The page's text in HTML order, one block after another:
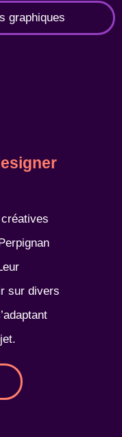
graphiques
sur divers